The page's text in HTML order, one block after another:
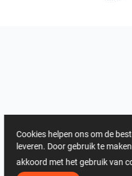
Cookies helpen ons om de
leveren. Door gebruik te
akkoord met het gebruik van